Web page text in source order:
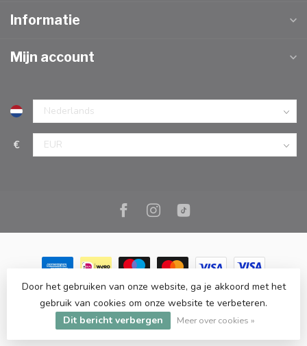
Informatie
Mijn account
€
© Copyright 2026 Marc Cook & Home | Webshop | Fysieke
kookwinkel in Elst |- Powered byLightspeed-Lightspeed design
byDyvelopment
Door het gebruiken van onze website, ga je akkoord met het
gebruik van cookies om onze website te verbeteren.
Dit bericht verbergen
Meer over cookies »